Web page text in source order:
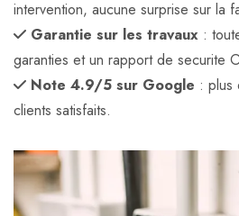
intervention, aucune surprise sur la
Garantie sur les travaux :
garanties et un rapport de securite
Note 4.9/5 sur Google : plus
clients satisfaits.